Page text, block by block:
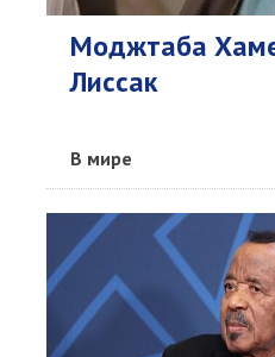
Моджтаба
Лиссак
В мире